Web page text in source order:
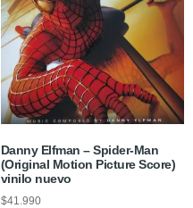
Danny Elfman – Spider-Man
(Original Motion Picture Score)
vinilo nuevo
$41.990